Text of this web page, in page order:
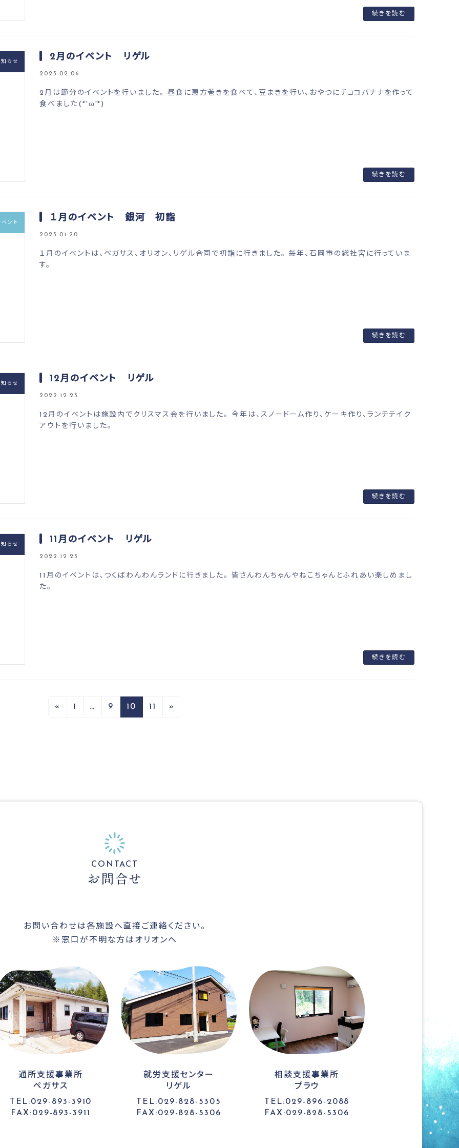
続きを読む
知らせ 2月のイベント リゲル
2023.02.06
2月は節分のイベントを行いました。 昼食に恵方巻きを食べて、豆まきを行い、おやつにチョコバナナを作って
食べました(*'ω'*)
続きを読む
ベント １月のイベント 銀河 初詣
2023.01.20
１月のイベントは、ペガサス、オリオン、リゲル合同で初詣に行きました。 毎年、石岡市の総社宮に行っていま
す。
続きを読む
知らせ 12月のイベント リゲル
2022.12.23
12月のイベントは施設内でクリスマス会を行いました。 今年は、スノードーム作り、ケーキ作り、ランチテイク
アウトを行いました。
続きを読む
知らせ 11月のイベント リゲル
2022.12.23
11月のイベントは、つくばわんわんランドに行きました。 皆さんわんちゃんやねこちゃんとふれあい楽しめまし
た。
続きを読む
«
固
1 …
固
9
固
定
10
固
11 »
CONTACT
お問合せ
お問い合わせは各施設へ直接ご連絡ください。
※窓口が不明な方はオリオンへ
通所支援事業所
ペガサス
TEL:029-893-3910
FAX:029-893-3911
就労支援センター
リゲル
TEL:029-828-5305
FAX:029-828-5306
相談支援事業所
プラウ
TEL:029-896-2088
FAX:029-828-5306